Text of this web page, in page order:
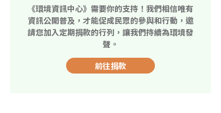
《環境資訊中心》需要你的支持！我們相信唯有
資訊公開普及，才能促成民眾的參與和行動，邀
請您加入定期捐款的行列，讓我們持續為環境發
聲。
前往捐款